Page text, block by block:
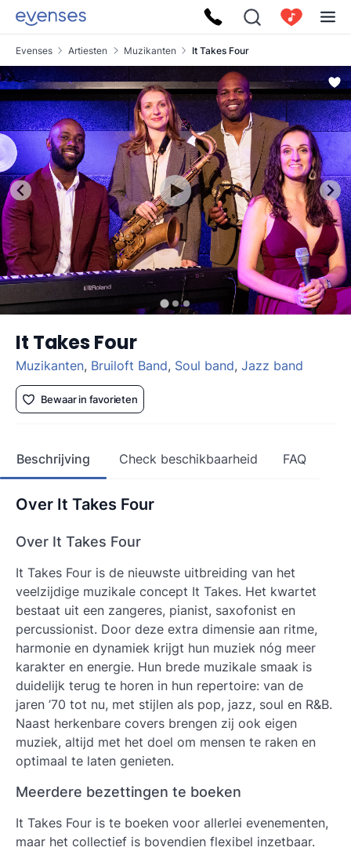
Evenses Artiesten Muzikanten It Takes Four
It Takes Four
Muzikanten, Bruiloft Band, Soul band, Jazz band
Bewaar in favorieten
Beschrijving Check beschikbaarheid FAQ
Over It Takes Four
Over It Takes Four
It Takes Four is de nieuwste uitbreiding van het
veelzijdige muzikale concept It Takes. Het kwartet
bestaat uit een zangeres, pianist, saxofonist en
percussionist. Door deze extra dimensie aan ritme,
harmonie en dynamiek krijgt hun muziek nóg meer
karakter en energie. Hun brede muzikale smaak is
duidelijk terug te horen in hun repertoire: van de
jaren ’70 tot nu, met stijlen als pop, jazz, soul en R&B.
Naast herkenbare covers brengen zij ook eigen
muziek, altijd met het doel om mensen te raken en
optimaal te laten genieten.
Meerdere bezettingen te boeken
It Takes Four is te boeken voor allerlei evenementen,
maar het collectief is bovendien flexibel inzetbaar.